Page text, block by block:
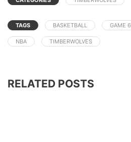
TAGS BASKETBALL GAME 6
NBA TIMBERWOLVES
RELATED POSTS